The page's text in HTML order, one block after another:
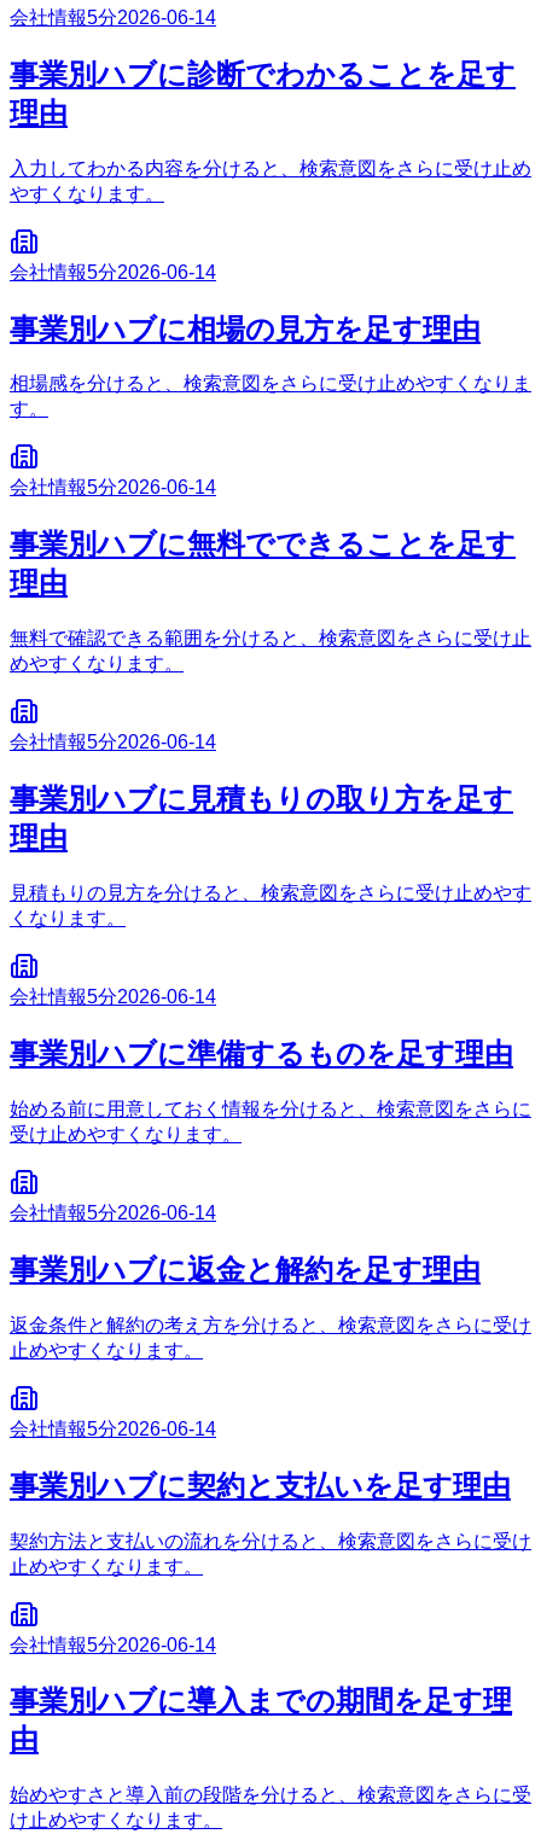
会社情報5分2026-06-14
事業別ハブに診断でわかることを足す
理由
入力してわかる内容を分けると、検索意図をさらに受け止め
やすくなります。
会社情報5分2026-06-14
事業別ハブに相場の見方を足す理由
相場感を分けると、検索意図をさらに受け止めやすくなりま
す。
会社情報5分2026-06-14
事業別ハブに無料でできることを足す
理由
無料で確認できる範囲を分けると、検索意図をさらに受け止
めやすくなります。
会社情報5分2026-06-14
事業別ハブに見積もりの取り方を足す
理由
見積もりの見方を分けると、検索意図をさらに受け止めやす
くなります。
会社情報5分2026-06-14
事業別ハブに準備するものを足す理由
始める前に用意しておく情報を分けると、検索意図をさらに
受け止めやすくなります。
会社情報5分2026-06-14
事業別ハブに返金と解約を足す理由
返金条件と解約の考え方を分けると、検索意図をさらに受け
止めやすくなります。
会社情報5分2026-06-14
事業別ハブに契約と支払いを足す理由
契約方法と支払いの流れを分けると、検索意図をさらに受け
止めやすくなります。
会社情報5分2026-06-14
事業別ハブに導入までの期間を足す理
由
始めやすさと導入前の段階を分けると、検索意図をさらに受
け止めやすくなります。